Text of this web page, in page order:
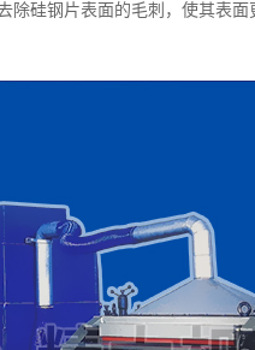
除硅钢片表面的毛刺，使其表